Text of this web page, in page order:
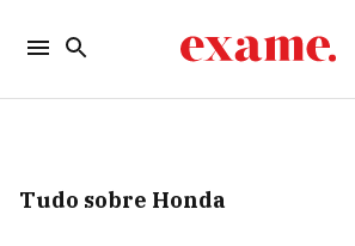
Tudo sobre Honda